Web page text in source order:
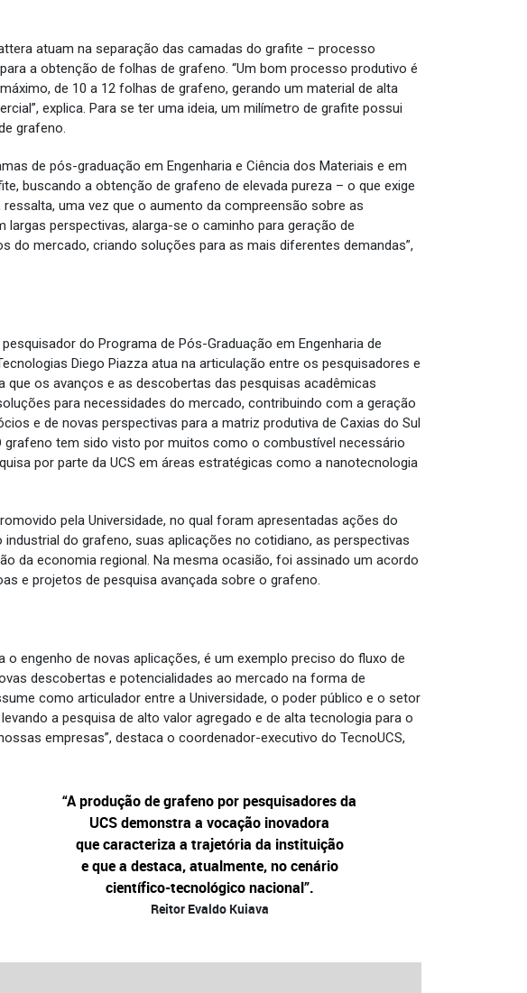
atuam na separação das camadas do grafite – processo
a obtenção de folhas de grafeno. “Um bom processo produtivo é
de 10 a 12 folhas de grafeno, gerando um material de alta
explica. Para se ter uma ideia, um milímetro de grafite possui
grafeno.
de pós-graduação em Engenharia e Ciência dos Materiais e em
buscando a obtenção de grafeno de elevada pureza – o que exige
uma vez que o aumento da compreensão sobre as
perspectivas, alarga-se o caminho para geração de
mercado, criando soluções para as mais diferentes demandas”,
do Programa de Pós-Graduação em Engenharia de
Diego Piazza atua na articulação entre os pesquisadores e
que os avanços e as descobertas das pesquisas acadêmicas
para necessidades do mercado, contribuindo com a geração
e de novas perspectivas para a matriz produtiva de Caxias do Sul
grafeno tem sido visto por muitos como o combustível necessário
por parte da UCS em áreas estratégicas como a nanotecnologia
pela Universidade, no qual foram apresentadas ações do
do grafeno, suas aplicações no cotidiano, as perspectivas
da economia regional. Na mesma ocasião, foi assinado um acordo
e projetos de pesquisa avançada sobre o grafeno.
engenho de novas aplicações, é um exemplo preciso do fluxo de
descobertas e potencialidades ao mercado na forma de
como articulador entre a Universidade, o poder público e o setor
a pesquisa de alto valor agregado e de alta tecnologia para o
empresas”, destaca o coordenador-executivo do TecnoUCS,
“A produção de grafeno por pesquisadores da
UCS demonstra a vocação inovadora
que caracteriza a trajetória da instituição
e que a destaca, atualmente, no cenário
científico-tecnológico nacional”.
Reitor Evaldo Kuiava